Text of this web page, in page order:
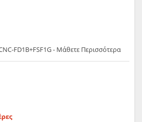
FD1B+FSF1G - Μάθετε Περισσότερα